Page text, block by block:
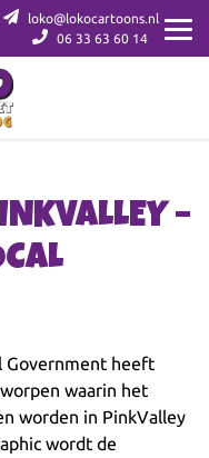
loko@lokocartoons.nl
06 33 63 60 14
–
Government heeft
waarin het
worden in PinkValley
wordt de